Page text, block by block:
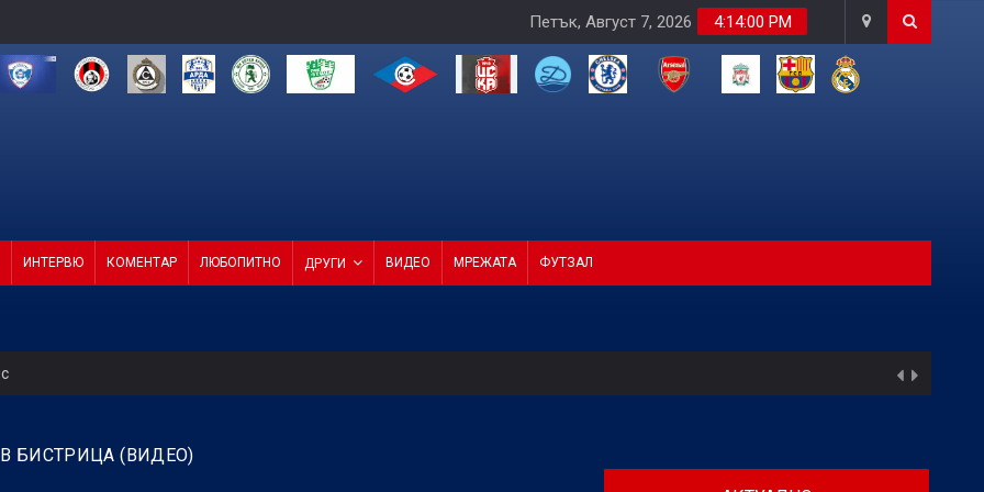
4:14:02 PM
Петък, Август 7, 2026
ИНТЕРВЮ КОМЕНТАР ЛЮБОПИТНО ДРУГИ ВИДЕО МРЕЖАТА ФУТЗАЛ
ход на Левски и срещу Локо (Пд)
БИСТРИЦА (ВИДЕО)